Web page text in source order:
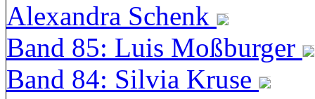
Alexandra Schenk
Band 85: Luis Moßburger
Band 84: Silvia Kruse